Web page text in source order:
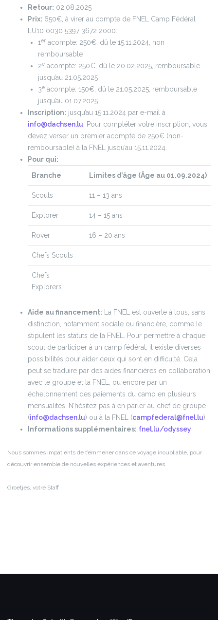
Retour: 02.08.2025
Prix: 650€, à virer au compte de FNEL Camp Fédéral
LU10 0030 5397 3672 2000.
1er acompte: 250€, dû le 15.11.2024, non
remboursable
2e acompte: 250€, dû le 20.02.2025, remboursable
jusqu’au 21.05.2025
3e acompte: 150€, dû le 21.05.2025, remboursable
jusqu’au 01.07.2025
Inscription: jusqu’au 15.11.2024 par e-mail à
info@dachsen.lu . Pour compléter votre inscription, vous
devez verser un premier acompte de 250€ (non-
remboursable) à la FNEL jusqu’au 15.11.2024.
Pour qui:
Branche Limites d’âge (Âge au 01.09.2024)
Scouts 11 – 13 ans
Explorer 14 – 15 ans
Rover 16 – 20 ans
Chefs Scouts
Chefs
Explorers
Aide au financement: La FNEL est ouverte à tous, sans
distinction, notamment sociale ou financière, comme le
stipulent les statuts de la FNEL. Pour permettre à chaque
scout de participer à un camp fédéral, il existe diverses
possibilités pour aider ceux qui sont en difficulté. Cela
peut se traduire par des aides financières en collaboration
avec le groupe et la FNEL, ou encore par un
échelonnement des paiements du camp en plusieurs
mensualités. N’hésitez pas à en parler au chef de groupe
(info@dachsen.lu) ou à la FNEL (campfederal@fnel.lu).
Informations supplémentaires: fnel.lu/odyssey
Nous sommes impatients de t’emmener dans ce voyage inoubliable, pour
découvrir ensemble de nouvelles expériences et aventures.
Groetjes, votre Staff